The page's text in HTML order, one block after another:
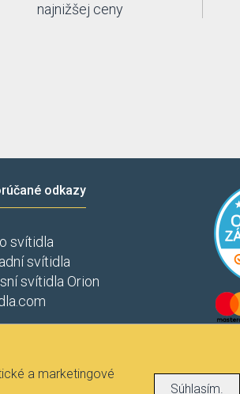
najnižšej ceny
odkazy
svítidla
svítidla
svítidla Orion
a marketingové
Súhlasím.